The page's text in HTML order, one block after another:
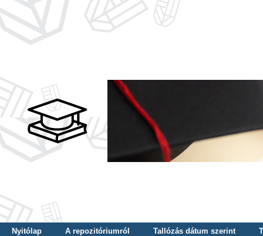
Nyitólap A repozitóriumról Tallózás dátum szerint